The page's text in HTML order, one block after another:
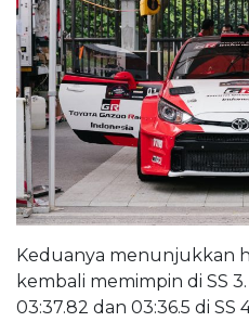
Keduanya menunjukkan
kembali memimpin di SS
03:37.82 dan 03:36.5 di SS